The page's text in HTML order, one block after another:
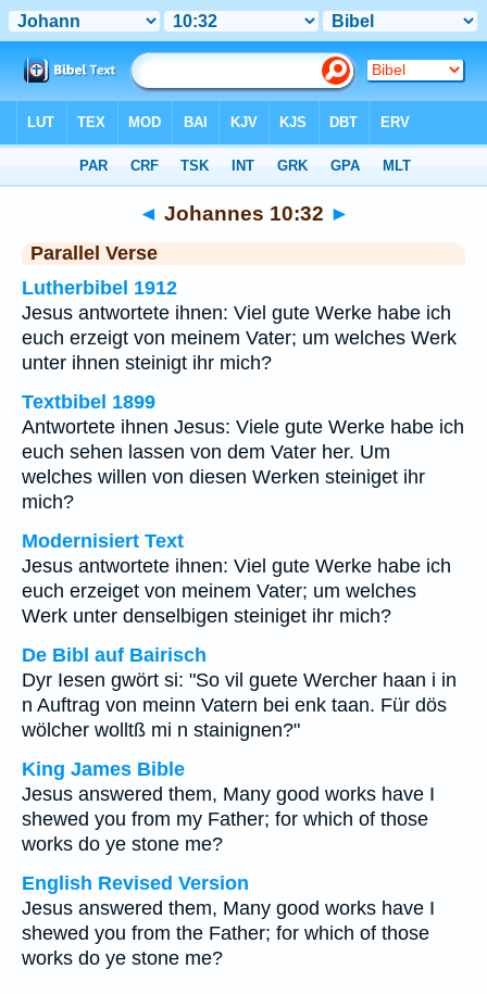
◄ Johannes 10:32 ►
Parallel Verse
Lutherbibel 1912
Jesus antwortete ihnen: Viel gute Werke habe ich
euch erzeigt von meinem Vater; um welches Werk
unter ihnen steinigt ihr mich?
Textbibel 1899
Antwortete ihnen Jesus: Viele gute Werke habe ich
euch sehen lassen von dem Vater her. Um
welches willen von diesen Werken steiniget ihr
mich?
Modernisiert Text
Jesus antwortete ihnen: Viel gute Werke habe ich
euch erzeiget von meinem Vater; um welches
Werk unter denselbigen steiniget ihr mich?
De Bibl auf Bairisch
Dyr Iesen gwört si: "So vil guete Wercher haan i in
n Auftrag von meinn Vatern bei enk taan. Für dös
wölcher wolltß mi n stainignen?"
King James Bible
Jesus answered them, Many good works have I
shewed you from my Father; for which of those
works do ye stone me?
English Revised Version
Jesus answered them, Many good works have I
shewed you from the Father; for which of those
works do ye stone me?